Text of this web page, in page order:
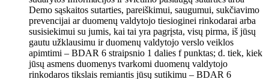
Demo sąskaitos sutarties, pareiškimui, saugumui, sukčiavimo
prevencijai ar duomenų valdytojo tiesioginei rinkodarai arba
susisiekimui su jumis, kai tai yra pagrįsta, visų pirma, iš jūsų
gautu užklausimu ir duomenų valdytojo verslo veiklos
apimtimi – BDAR 6 straipsnio 1 dalies f punktas; d. tiek, kiek
jūsų asmens duomenys tvarkomi duomenų valdytojo
rinkodaros tikslais remiantis jūsų sutikimu – BDAR 6